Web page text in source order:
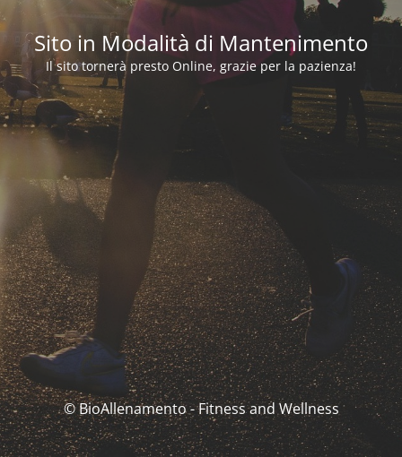
Sito in Modalità di Mantenimento
Il sito tornerà presto Online, grazie per la pazienza!
© BioAllenamento - Fitness and Wellness